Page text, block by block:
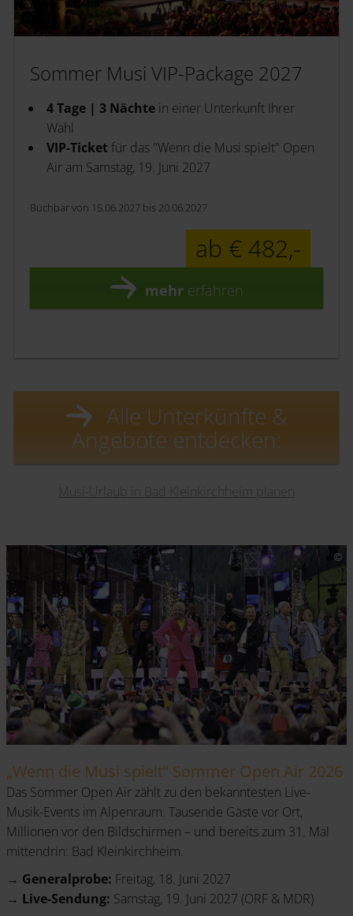
Sommer Musi VIP-Package 2027
4 Tage | 3 Nächte in einer Unterkunft Ihrer
Wahl
VIP-Ticketfür das "Wenn die Musi spielt" Open
Air am Samstag, 19. Juni 2027
Buchbar von 15.06.2027 bis 20.06.2027
ab € 482,-
mehr erfahren
Alle Unterkünfte &
Angebote entdecken:
Musi-Urlaub in Bad Kleinkirchheim planen
„Wenn die Musi spielt” Sommer Open Air 2026
Das Sommer Open Air zählt zu den bekanntesten Live-
Musik-Events im Alpenraum. Tausende Gäste vor Ort,
Millionen vor den Bildschirmen – und bereits zum 31. Mal
mittendrin: Bad Kleinkirchheim.
→ Generalprobe: Freitag, 18. Juni 2027
→ Live-Sendung: Samstag, 19. Juni 2027 (ORF & MDR)